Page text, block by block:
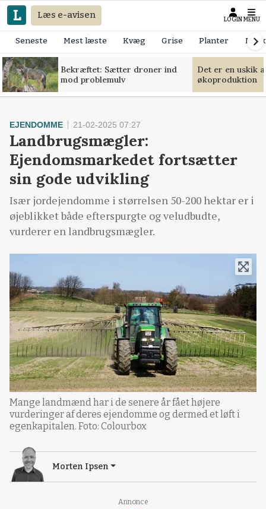
Læs e-avisen LOGIN MENU
Seneste Mest læste Kvæg Grise Planter
Bekræftet: Sætter droner ind
mod problemulv
Det er en uskik
økoproduktion
Annonce
EJENDOMME 21-02-2025 07:27
Landbrugsmægler:
Ejendomsmarkedet fortsætter
sin gode udvikling
Især jordejendomme i størrelsen 50-200 hektar er i
øjeblikket både efterspurgte og veludbudte,
vurderer en landbrugsmægler.
Mange landmænd har i de senere år fået højere
vurderinger af deres ejendomme og dermed et løft i
egenkapitalen. Foto: Colourbox
Morten Ipsen